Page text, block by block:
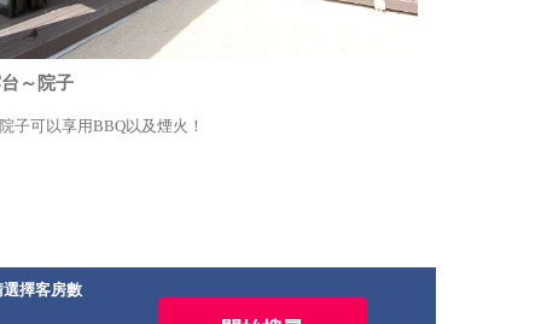
～院子
子可以享用BBQ以及煙火！
選擇客房數